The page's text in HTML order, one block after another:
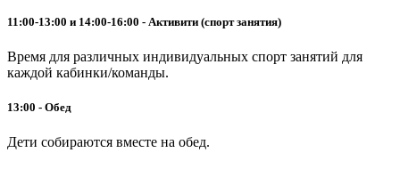
11:00-13:00 и 14:00-16:00 - Активити (спорт занятия)
Время для различных индивидуальных спорт занятий для
каждой кабинки/команды.
13:00 - Обед
Дети собираются вместе на обед.